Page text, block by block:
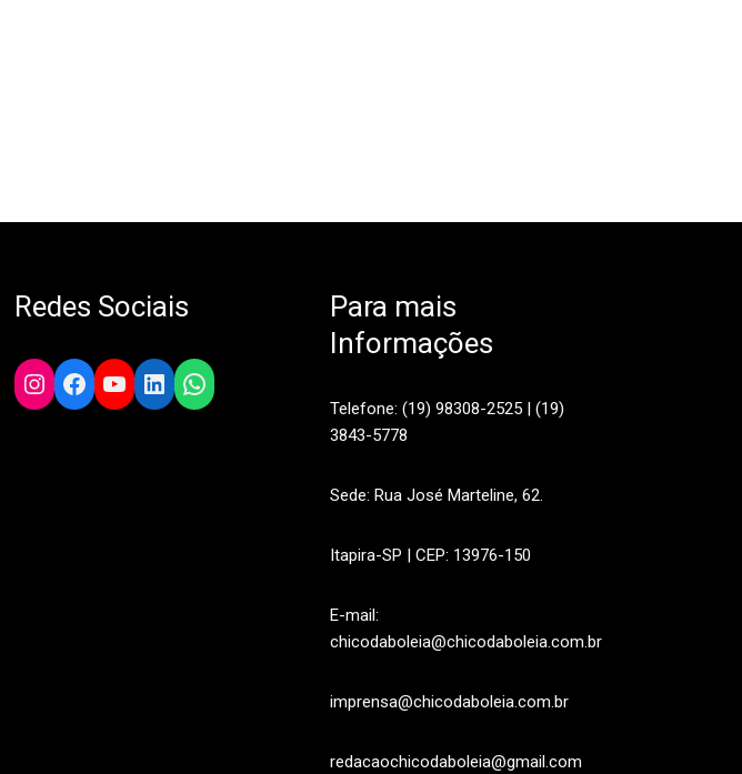
Redes Sociais
Instagram
Facebook
YouTube
LinkedIn
WhatsApp
Para mais
Informações
Telefone: (19) 98308-2525 | (19)
3843-5778
Sede: Rua José Marteline, 62.
Itapira-SP | CEP: 13976-150
E-mail:
chicodaboleia@chicodaboleia.com.br
imprensa@chicodaboleia.com.br
redacaochicodaboleia@gmail.com